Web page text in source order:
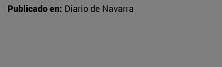
Publicado en: Diario de Navarra